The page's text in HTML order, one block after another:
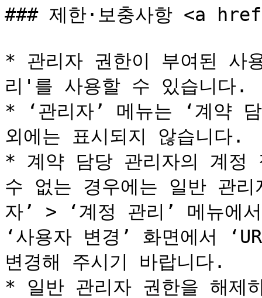
### 제한·보충사항 <a
* 관리자 권한이 부여된 사
리'를 사용할 수 있습니다.
* ‘관리자’ 메뉴는 ‘계약
외에는 표시되지 않습니다.
* 계약 담당 관리자의 계정
수 없는 경우에는 일반 관
자’ > ‘계정 관리’ 메뉴에
‘사용자 변경’ 화면에서
변경해 주시기 바랍니다.
* 일반 관리자 권한을 해제